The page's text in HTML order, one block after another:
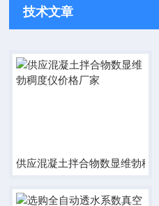
技术文章
供应混凝土拌合物数显维勃稠